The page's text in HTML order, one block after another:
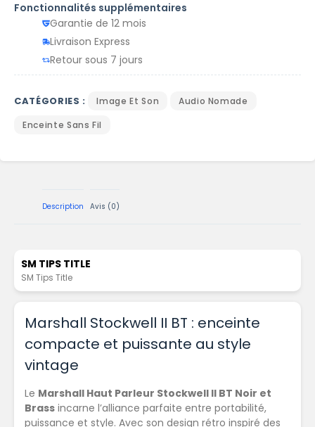
Fonctionnalités supplémentaires
Garantie de 12 mois
Livraison Express
Retour sous 7 jours
CATÉGORIES : Image Et Son
Audio Nomade
Enceinte Sans Fil
Description Avis (0)
SM TIPS TITLE
SM Tips Title
Marshall Stockwell II BT : enceinte
compacte et puissante au style
vintage
Le Marshall Haut Parleur Stockwell II BT Noir et
Brass incarne l’alliance parfaite entre portabilité,
puissance et style. Avec son design rétro inspiré des